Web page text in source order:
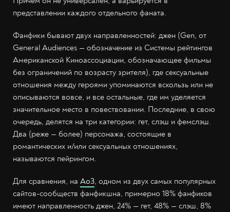
представлении каждого отдельного фаната.
Фанфики бывают двух направленностей: джен (Gen, от
General Audiences — обозначение из Системы рейтингов
Американской Киноассоциации, обозначающее фильмы
без ограничений по возрасту зрителя), где сексуальные
отношения между героями упоминаются вскользь или не
описываются вовсе, и все остальные, где им уделяется
значительное место в повествовании. Последние, в свою
очередь, делятся на три категории: гет, слэш и фемслэш.
Два (реже — более) персонажа, состоящие в
романтических и/или сексуальных отношениях,
называются пейрингом.
Для сравнения, на Ao3, одном из двух самых популярных
сайтов-сообществ фанфикшна, примерно 18% фанфиков
имеют направленность джен, 24% — гет, 48% — слэш, 8%